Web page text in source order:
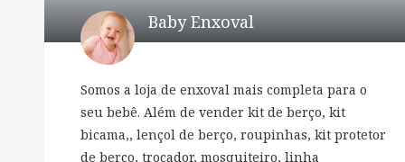
Baby Enxoval
Somos a loja de enxoval mais completa para o
seu bebê. Além de vender kit de berço, kit
bicama,, lençol de berço, roupinhas, kit protetor
de berço, trocador, mosquiteiro, linha